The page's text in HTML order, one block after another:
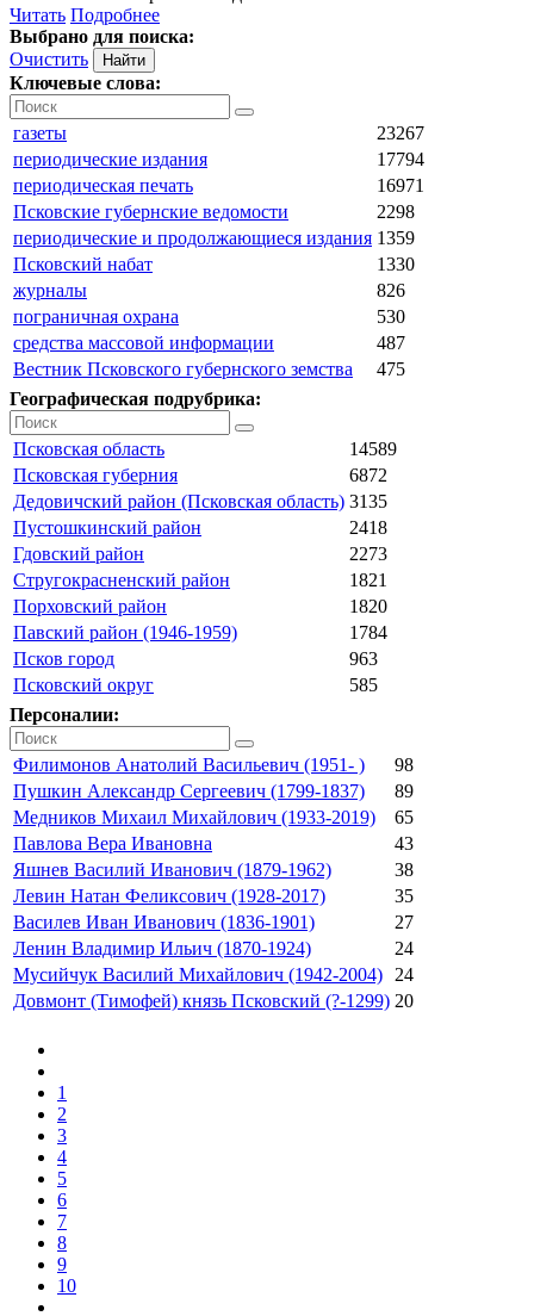
Читать Подробнее
Выбрано для поиска:
Очистить
Ключевые слова:
газеты
23267
периодические издания
17794
периодическая печать
16971
Псковские губернские ведомости
2298
периодические и продолжающиеся издания 1359
Псковский набат
1330
журналы
826
пограничная охрана
530
средства массовой информации
487
Вестник Псковского губернского земства
475
Географическая подрубрика:
Псковская область
14589
Псковская губерния
6872
Дедовичский район (Псковская область) 3135
Пустошкинский район
2418
Гдовский район
2273
Стругокрасненский район
1821
Порховский район
1820
Павский район (1946-1959)
1784
Псков город
963
Псковский округ
585
Персоналии:
Филимонов Анатолий Васильевич (1951- )
98
Пушкин Александр Сергеевич (1799-1837)
89
Медников Михаил Михайлович (1933-2019)
65
Павлова Вера Ивановна
43
Яшнев Василий Иванович (1879-1962)
38
Левин Натан Феликсович (1928-2017)
35
Василев Иван Иванович (1836-1901)
27
Ленин Владимир Ильич (1870-1924)
24
Мусийчук Василий Михайлович (1942-2004)
24
Довмонт (Тимофей) князь Псковский (?-1299) 20
1
2
3
4
5
6
7
8
9
10